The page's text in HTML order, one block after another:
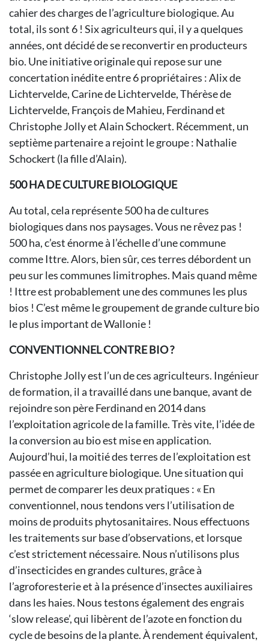
cahier des charges de l’agriculture biologique. Au
total, ils sont 6 ! Six agriculteurs qui, il y a quelques
années, ont décidé de se reconvertir en producteurs
bio. Une initiative originale qui repose sur une
concertation inédite entre 6 propriétaires : Alix de
Lichtervelde, Carine de Lichtervelde, Thérèse de
Lichtervelde, François de Mahieu, Ferdinand et
Christophe Jolly et Alain Schockert. Récemment, un
septième partenaire a rejoint le groupe : Nathalie
Schockert (la fille d’Alain).
500 HA DE CULTURE BIOLOGIQUE
Au total, cela représente 500 ha de cultures
biologiques dans nos paysages. Vous ne rêvez pas !
500 ha, c’est énorme à l’échelle d’une commune
comme Ittre. Alors, bien sûr, ces terres débordent un
peu sur les communes limitrophes. Mais quand même
! Ittre est probablement une des communes les plus
bios ! C’est même le groupement de grande culture bio
le plus important de Wallonie !
CONVENTIONNEL CONTRE BIO ?
Christophe Jolly est l’un de ces agriculteurs. Ingénieur
de formation, il a travaillé dans une banque, avant de
rejoindre son père Ferdinand en 2014 dans
l’exploitation agricole de la famille. Très vite, l’idée de
la conversion au bio est mise en application.
Aujourd’hui, la moitié des terres de l’exploitation est
passée en agriculture biologique. Une situation qui
permet de comparer les deux pratiques : « En
conventionnel, nous tendons vers l’utilisation de
moins de produits phytosanitaires. Nous effectuons
les traitements sur base d’observations, et lorsque
c’est strictement nécessaire. Nous n’utilisons plus
d’insecticides en grandes cultures, grâce à
l’agroforesterie et à la présence d’insectes auxiliaires
dans les haies. Nous testons également des engrais
‘slow release’, qui libèrent de l’azote en fonction du
cycle de besoins de la plante. À rendement équivalent,